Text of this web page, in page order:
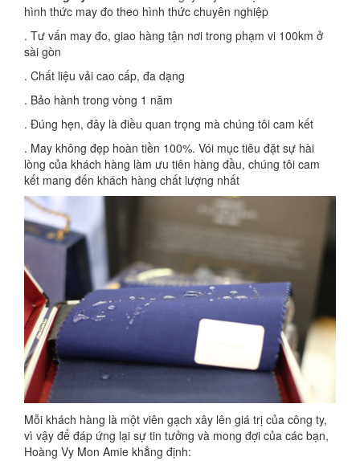
hình thức may đo theo hình thức chuyên nghiệp
. Tư vấn may đo, giao hàng tận nơi trong phạm vi 100km ở
sài gòn
. Chất liệu vải cao cấp, đa dạng
. Bảo hành trong vòng 1 năm
. Đúng hẹn, đây là điều quan trọng mà chúng tôi cam kết
. May không đẹp hoàn tiền 100%. Vói mục tiêu đặt sự hài
lòng của khách hàng làm ưu tiên hàng đầu, chúng tôi cam
kết mang đến khách hàng chất lượng nhất
Mỗi khách hàng là một viên gạch xây lên giá trị của công ty,
vì vậy để đáp ứng lại sự tin tưởng và mong đợi của các bạn,
Hoàng Vy Mon Amie khẳng định: